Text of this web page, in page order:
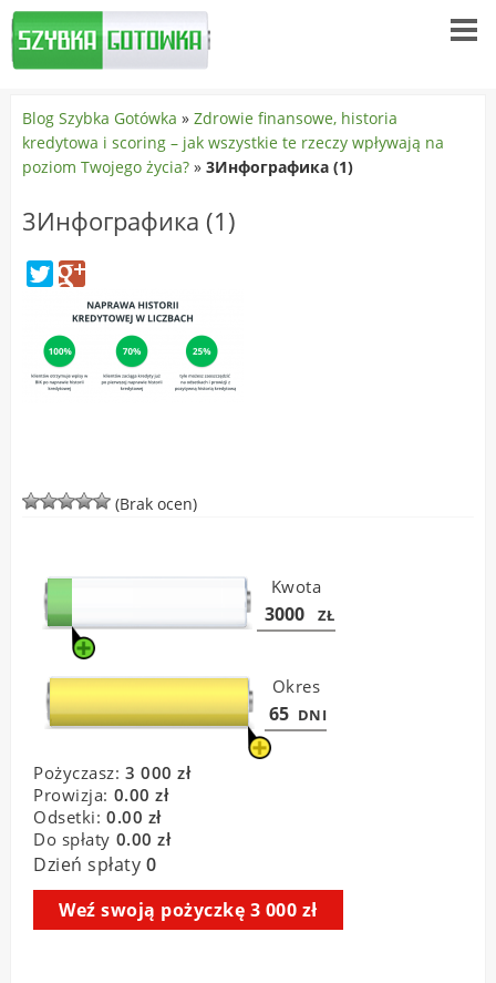
Blog Szybka Gotówka » Zdrowie finansowe, historia
kredytowa i scoring – jak wszystkie te rzeczy wpływają na
poziom Twojego życia?» 3Инфографика (1)
3Инфографика (1)
(Brak ocen)